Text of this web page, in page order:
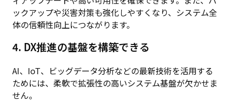
ックアップや災害対策も強化しやすくなり、システム全
体の信頼性向上につながります。
4. DX推進の基盤を構築できる
AI、IoT、ビッグデータ分析などの最新技術を活用する
ためには、柔軟で拡張性の高いシステム基盤が欠かせま
せん。